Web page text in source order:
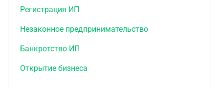
Регистрация ИП
Незаконное предпринимательство
Банкротство ИП
Открытие бизнеса